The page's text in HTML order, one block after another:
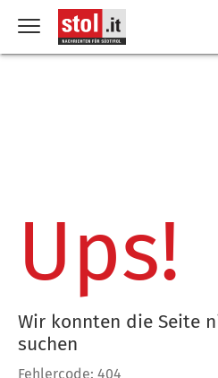
Ups!
Wir konnten die Seite
suchen
Fehlercode: 404